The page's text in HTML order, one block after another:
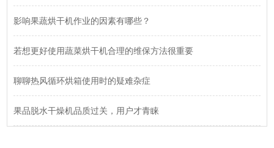
影响果蔬烘干机作业的因素有哪些？
若想更好使用蔬菜烘干机合理的维保方法很重要
聊聊热风循环烘箱使用时的疑难杂症
果品脱水干燥机品质过关，用户才青睐